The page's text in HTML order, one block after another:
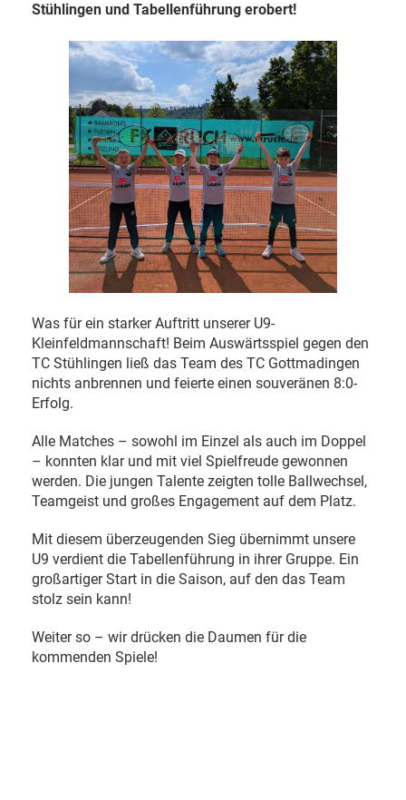
Stühlingen und Tabellenführung erobert!
Was für ein starker Auftritt unserer U9-
Kleinfeldmannschaft! Beim Auswärtsspiel gegen den
TC Stühlingen ließ das Team des TC Gottmadingen
nichts anbrennen und feierte einen souveränen 8:0-
Erfolg.
Alle Matches – sowohl im Einzel als auch im Doppel
– konnten klar und mit viel Spielfreude gewonnen
werden. Die jungen Talente zeigten tolle Ballwechsel,
Teamgeist und großes Engagement auf dem Platz.
Mit diesem überzeugenden Sieg übernimmt unsere
U9 verdient die Tabellenführung in ihrer Gruppe. Ein
großartiger Start in die Saison, auf den das Team
stolz sein kann!
Weiter so – wir drücken die Daumen für die
kommenden Spiele!